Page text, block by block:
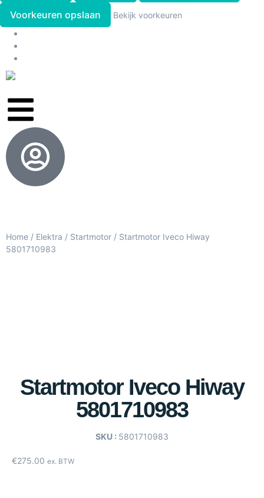
Voorkeuren opslaan Bekijk voorkeuren
Home / Elektra / Startmotor / Startmotor Iveco Hiway
5801710983
Startmotor Iveco Hiway
5801710983
SKU : 5801710983
€275.00 ex. BTW